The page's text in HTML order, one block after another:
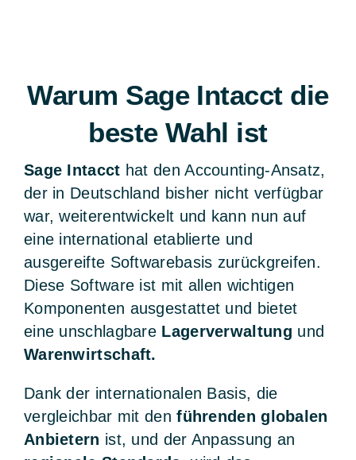
Warum Sage Intacct die
beste Wahl ist
Sage Intacct hat den Accounting-Ansatz,
der in Deutschland bisher nicht verfügbar
war, weiterentwickelt und kann nun auf
eine international etablierte und
ausgereifte Softwarebasis zurückgreifen.
Diese Software ist mit allen wichtigen
Komponenten ausgestattet und bietet
eine unschlagbare Lagerverwaltung und
Warenwirtschaft.
Dank der internationalen Basis, die
vergleichbar mit denführenden globalen
Anbietern ist, und der Anpassung an